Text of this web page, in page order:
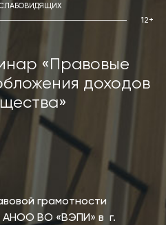
«Правовые
доходов
грамотности
АНОО ВО «ВЭПИ» в г.